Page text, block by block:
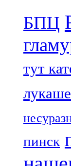
БПЦ
тут
пинск